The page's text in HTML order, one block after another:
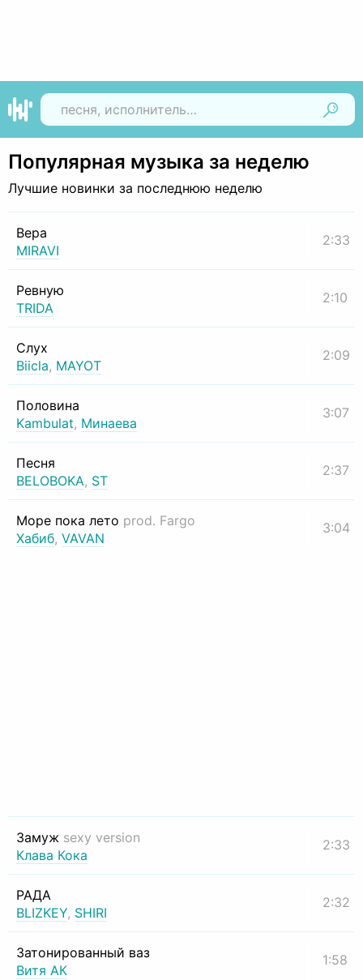
Популярная музыка за неделю
Лучшие новинки за последнюю неделю
Вера
MIRAVI
2:33
Ревную
TRIDA
2:10
Слух
Biicla, MAYOT
2:09
Половина
Kambulat, Минаева
3:07
Песня
BELOBOKA, ST
2:37
Море пока лето prod. Fargo
Хабиб, VAVAN
3:04
Замуж sexy version
Клава Кока
2:33
РАДА
BLIZKEY, SHIRI
2:32
Затонированный ваз
Витя АК
1:58